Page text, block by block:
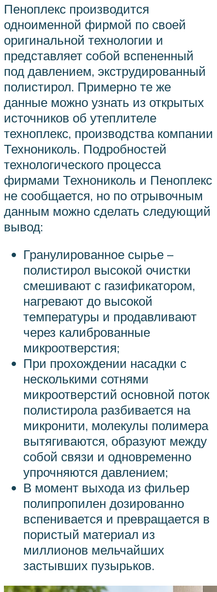
Пеноплекс производится
одноименной фирмой по своей
оригинальной технологии и
представляет собой вспененный
под давлением, экструдированный
полистирол. Примерно те же
данные можно узнать из открытых
источников об утеплителе
техноплекс, производства компании
Технониколь. Подробностей
технологического процесса
фирмами Технониколь и Пеноплекс
не сообщается, но по отрывочным
данным можно сделать следующий
вывод:
Гранулированное сырье –
полистирол высокой очистки
смешивают с газификатором,
нагревают до высокой
температуры и продавливают
через калиброванные
микроотверстия;
При прохождении насадки с
несколькими сотнями
микроотверстий основной поток
полистирола разбивается на
микронити, молекулы полимера
вытягиваются, образуют между
собой связи и одновременно
упрочняются давлением;
В момент выхода из фильер
полипропилен дозированно
вспенивается и превращается в
пористый материал из
миллионов мельчайших
застывших пузырьков.